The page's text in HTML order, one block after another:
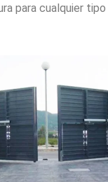
para cualquier tipo